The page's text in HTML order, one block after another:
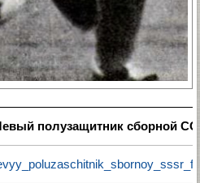
полузащитник сборной